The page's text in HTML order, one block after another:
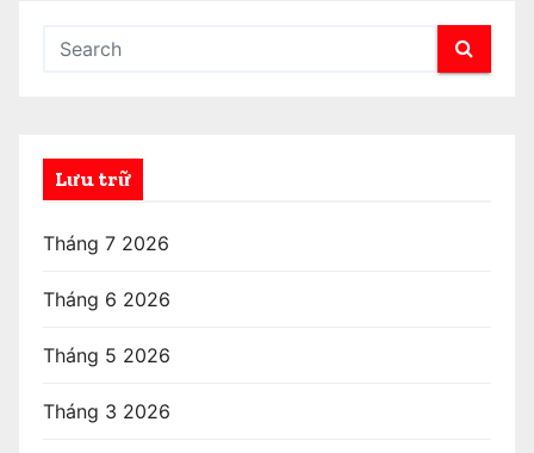
n
g
b
à
i
Lưu trữ
Tháng 7 2026
Tháng 6 2026
Tháng 5 2026
Tháng 3 2026